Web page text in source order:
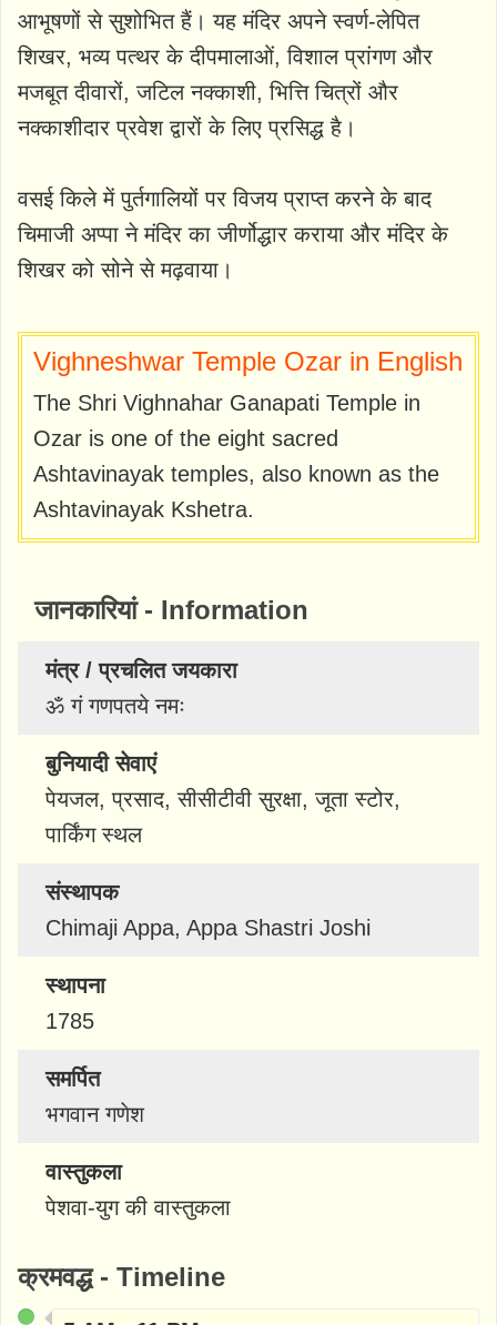
आभूषणों से सुशोभित हैं। यह मंदिर अपने स्वर्ण-लेपित
शिखर, भव्य पत्थर के दीपमालाओं, विशाल प्रांगण और
मजबूत दीवारों, जटिल नक्काशी, भित्ति चित्रों और
नक्काशीदार प्रवेश द्वारों के लिए प्रसिद्ध है।
वसई किले में पुर्तगालियों पर विजय प्राप्त करने के बाद
चिमाजी अप्पा ने मंदिर का जीर्णोद्धार कराया और मंदिर के
शिखर को सोने से मढ़वाया।
Vighneshwar Temple Ozar in English
The Shri Vighnahar Ganapati Temple in
Ozar is one of the eight sacred
Ashtavinayak temples, also known as the
Ashtavinayak Kshetra.
जानकारियां - Information
मंत्र / प्रचलित जयकारा
ॐ गं गणपतये नमः
बुनियादी सेवाएं
पेयजल, प्रसाद, सीसीटीवी सुरक्षा, जूता स्टोर,
पार्किंग स्थल
संस्थापक
Chimaji Appa, Appa Shastri Joshi
स्थापना
1785
समर्पित
भगवान गणेश
वास्तुकला
पेशवा-युग की वास्तुकला
क्रमवद्ध - Timeline